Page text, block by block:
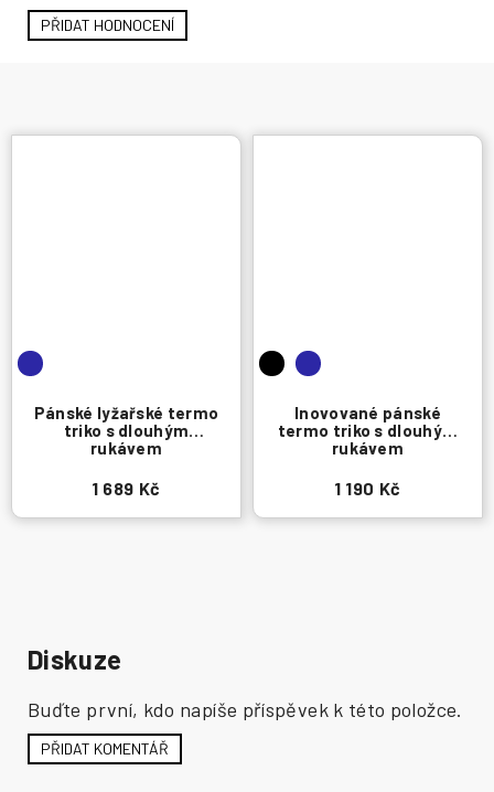
Pánské lyžařské termo
triko s dlouhým
rukávem
1 689 Kč
Inovované pánské
termo triko s dlouhým
rukávem
1 190 Kč
PŘIDAT HODNOCENÍ
Diskuze
Buďte první, kdo napíše příspěvek k této položce.
PŘIDAT KOMENTÁŘ